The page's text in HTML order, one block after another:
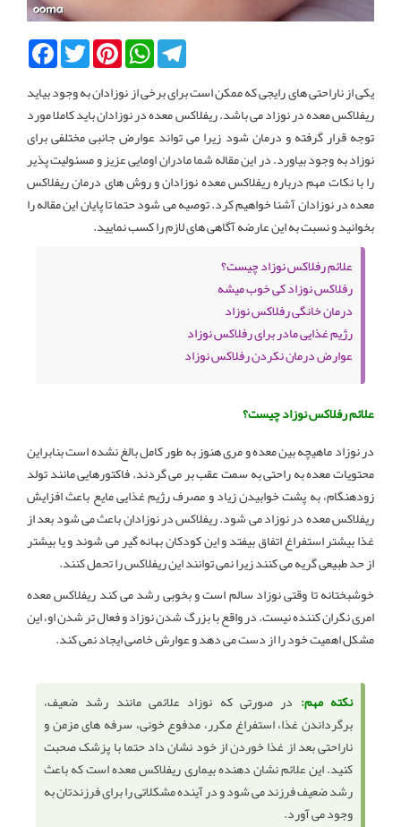
FacebookTwitterPinterestWhatsAppTelegram
یکی از ناراحتی های رایجی که ممکن است برای برخی از نوزادان به وجود بیاید
ریفلاکس معده در نوزاد می باشد. ریفلاکس معده در نوزادان باید کاملا مورد
توجه قرار گرفته و درمان شود زیرا می تواند عوارض جانبی مختلفی برای
نوزاد به وجود بیاورد. در این مقاله شما مادران اومایی عزیز و مسئولیت پذیر
را با نکات مهم درباره ریفلاکس معده نوزادان و روش های درمان ریفلاکس
معده در نوزادان آشنا خواهیم کرد. توصیه می شود حتما تا پایان این مقاله را
بخوانید و نسبت به این عارضه آگاهی های لازم را کسب نمایید.
علائم رفلاکس نوزاد چیست؟
رفلاکس نوزاد کی خوب میشه
درمان خانگی رفلاکس نوزاد
رژیم غذایی مادر برای رفلاکس نوزاد
عوارض درمان نکردن رفلاکس نوزاد
علائم رفلاکس نوزاد چیست؟
در نوزاد ماهیچه بین معده و مری هنوز به طور کامل بالغ نشده است بنابراین
محتویات معده به راحتی به سمت عقب بر می گردند. فاکتورهایی مانند تولد
زودهنگام، به پشت خوابیدن زیاد و مصرف رژیم غذایی مایع باعث افزایش
ریفلاکس معده در نوزاد می شود. ریفلاکس در نوزادان باعث می شود بعد از
غذا بیشتر استفراغ اتفاق بیفتد و این کودکان بهانه گیر می شوند و یا بیشتر
از حد طبیعی گریه می کنند زیرا نمی توانند این ریفلاکس را تحمل کنند.
خوشبختانه تا وقتی نوزاد سالم است و بخوبی رشد می کند ریفلاکس معده
امری نگران کننده نیست. در واقع با بزرگ شدن نوزاد و فعال تر شدن او، این
مشکل اهمیت خود را از دست می دهد و عوارش خاصی ایجاد نمی کند.
نکته مهم: در صورتی که نوزاد علائمی مانند رشد ضعیف،
برگرداندن غذا، استفراغ مکرر، مدفوع خونی، سرفه های مزمن و
ناراحتی بعد از غذا خوردن از خود نشان داد حتما با پزشک صحبت
کنید. این علائم نشان دهنده بیماری ریفلاکس معده است که باعث
رشد ضعیف فرزند می شود و در آینده مشکلاتی را برای فرزندتان به
وجود می آورد.